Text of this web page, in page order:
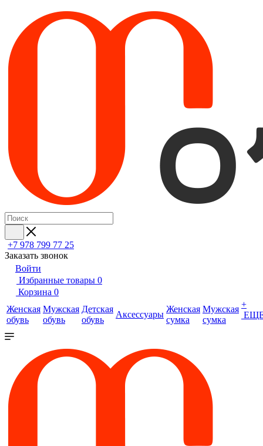
+7 978 799 77 25
Заказать звонок
Войти
Избранные товары 0
Корзина 0
Женская
обувь
Мужская
обувь
Детская
обувь
Аксессуары
Женская
сумка
Мужская
сумка
+